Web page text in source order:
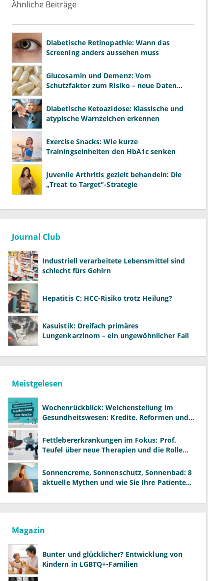
Ähnliche Beiträge
Diabetische Retinopathie: Wann das
Screening anders aussehen muss
Glucosamin und Demenz: Vom
Schutzfaktor zum Risiko – neue Daten
Diabetische Ketoazidose: Klassische und
atypische Warnzeichen erkennen
Exercise Snacks: Wie kurze
Trainingseinheiten den HbA1c senken
Juvenile Arthritis gezielt behandeln: Die
„Treat to Target"-Strategie
Journal Club
Industriell verarbeitete Lebensmittel sind
schlecht fürs Gehirn
Hepatitis C: HCC-Risiko trotz Heilung?
Kasuistik: Dreifach primäres
Lungenkarzinom – ein ungewöhnlicher Fall
Meistgelesen
Wochenrückblick: Weichenstellung im
Gesundheitswesen: Kredite, Reformen und
Fettlebererkrankungen im Fokus: Prof.
Teufel über neue Therapien und die Rolle
Sonnencreme, Sonnenschutz, Sonnenbad: 8
aktuelle Mythen und wie Sie Ihre Patienten
Magazin
Bunter und glücklicher? Entwicklung von
Kindern in LGBTQ+-Familien